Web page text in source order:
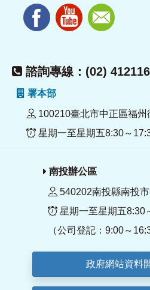
諮詢專線：(02)
署本部
100210臺北市中正區福州
星期一至星期五8:30～
南投辦公區
540202南投縣南投
星期一至星期五8:30
（公司登記：9:00～
政府網站資料